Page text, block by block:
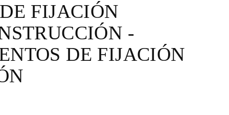
FIJACIÓN
-
DE FIJACIÓN